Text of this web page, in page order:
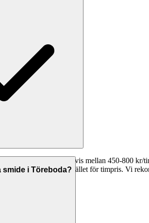
varierar vanligtvis mellan 450-800 kr/
erbjuder fast pris istället för timpris. Vi
smide i Töreboda?